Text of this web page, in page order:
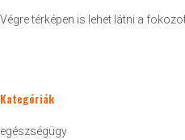
Végre térképen is lehet látni a
Kategóriák
egészségügy